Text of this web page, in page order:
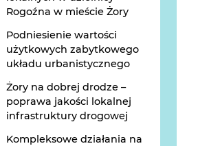
Rogoźna w mieście Żory
Podniesienie wartości
użytkowych zabytkowego
układu urbanistycznego
Żory na dobrej drodze –
poprawa jakości lokalnej
infrastruktury drogowej
Kompleksowe działania na